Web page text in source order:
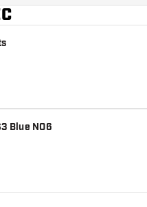
Blue NO6